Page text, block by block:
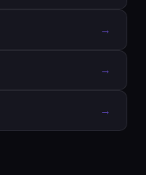
→
→
→